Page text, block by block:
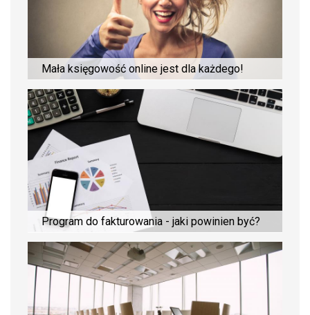
Mała księgowość online jest dla każdego!
Program do fakturowania - jaki powinien być?